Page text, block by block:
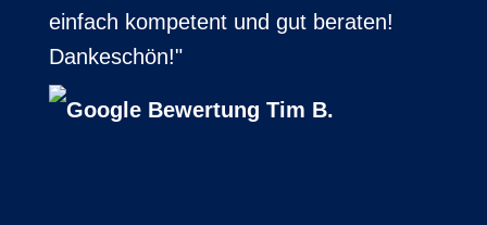
einfach kompetent und gut beraten!
Dankeschön!"
Tim B.